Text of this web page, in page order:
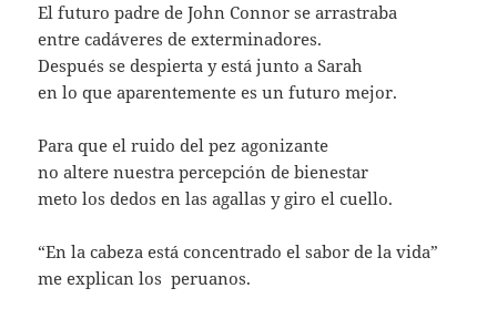
El futuro padre de John Connor se arrastraba
entre cadáveres de exterminadores.
Después se despierta y está junto a Sarah
en lo que aparentemente es un futuro mejor.
Para que el ruido del pez agonizante
no altere nuestra percepción de bienestar
meto los dedos en las agallas y giro el cuello.
“En la cabeza está concentrado el sabor de la vida”
me explican los peruanos.